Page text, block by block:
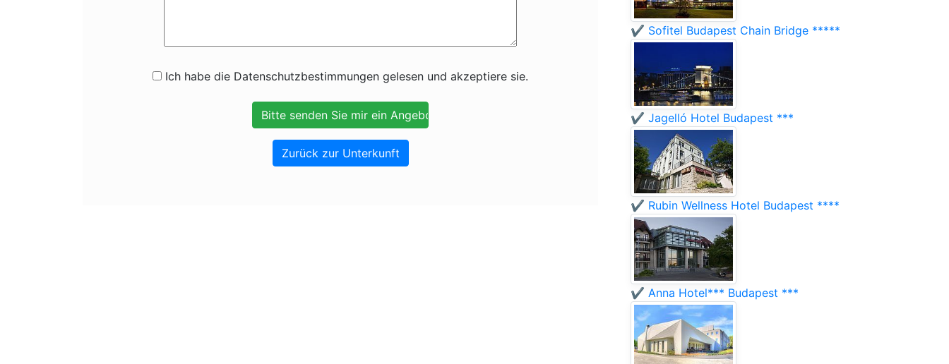
Ich habe die Datenschutzbestimmungen gelesen und akzeptiere sie.
Zurück zur Unterkunft
✔️ Sofitel Budapest Chain Bridge *****
✔️ Jagelló Hotel Budapest ***
✔️ Rubin Wellness Hotel Budapest ****
✔️ Anna Hotel*** Budapest ***